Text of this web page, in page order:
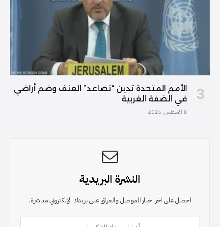
الأمم المتحدة تدين “تصاعد” العنف وضم أراضي
في الضفة الغربية
8 أغسطس, 2026
النشرة البريدية
احصل على اخر اخبار الموصل والعراق على بريدك الإلكتروني مباشرة.